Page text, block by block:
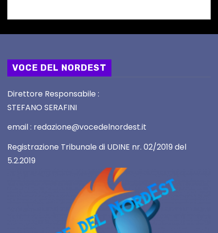
VOCE DEL NORDEST
Direttore Responsabile :
STEFANO SERAFINI
email : redazione@vocedelnordest.it
Registrazione Tribunale di UDINE nr. 02/2019 del
5.2.2019